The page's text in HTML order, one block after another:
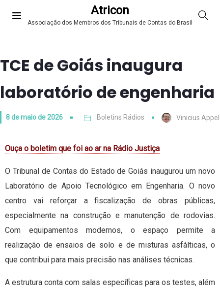
Atricon
Associação dos Membros dos Tribunais de Contas do Brasil
TCE de Goiás inaugura
laboratório de engenharia
8 de maio de 2026 Boletins Rádios Vinicius Appel
Ouça o boletim que foi ao ar na Rádio Justiça
O Tribunal de Contas do Estado de Goiás inaugurou um novo
Laboratório de Apoio Tecnológico em Engenharia. O novo
centro vai reforçar a fiscalização de obras públicas,
especialmente na construção e manutenção de rodovias.
Com equipamentos modernos, o espaço permite a
realização de ensaios de solo e de misturas asfálticas, o
que contribui para mais precisão nas análises técnicas.
A estrutura conta com salas específicas para os testes, além